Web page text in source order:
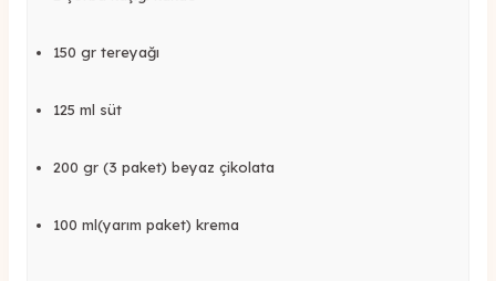
150 gr tereyağı
125 ml süt
200 gr (3 paket) beyaz çikolata
100 ml(yarım paket) krema